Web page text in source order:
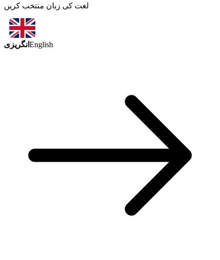
لغت کی زبان منتخب کریں
انگریزی English